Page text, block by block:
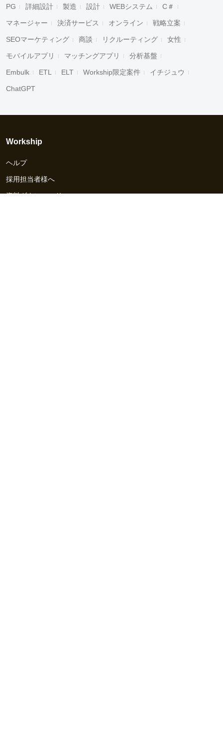
PG 詳細設計 製造 設計 WEBシステム C＃
マネージャー 決済サービス オンライン 戦略立案
SEOマーケティング 商談 リクルーティング 女性
モバイルアプリ マッチングアプリ 分析基盤
Embulk ETL ELT Workship限定案件 イチジュウ
ChatGPT
Workship
ヘルプ
採用担当者様へ
資料ダウンロード